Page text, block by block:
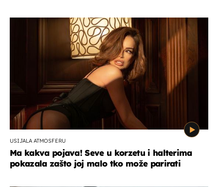
USIJALA ATMOSFERU
Ma kakva pojava! Seve u korzetu i halterima
pokazala zašto joj malo tko može parirati